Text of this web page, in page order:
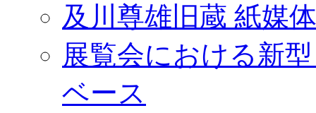
及川尊雄旧蔵 紙媒
展覧会における新
ベース